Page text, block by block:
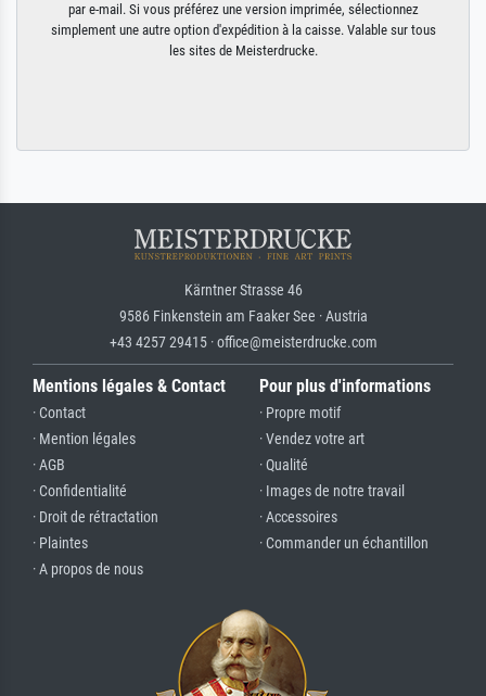
par e-mail. Si vous préférez une version imprimée, sélectionnez
simplement une autre option d'expédition à la caisse. Valable sur tous
les sites de Meisterdrucke.
Kärntner Strasse 46
9586 Finkenstein am Faaker See · Austria
+43 4257 29415 · office@meisterdrucke.com
Mentions légales & Contact
· Contact
· Mention légales
· AGB
· Confidentialité
· Droit de rétractation
· Plaintes
· A propos de nous
Pour plus d'informations
· Propre motif
· Vendez votre art
· Qualité
· Images de notre travail
· Accessoires
· Commander un échantillon